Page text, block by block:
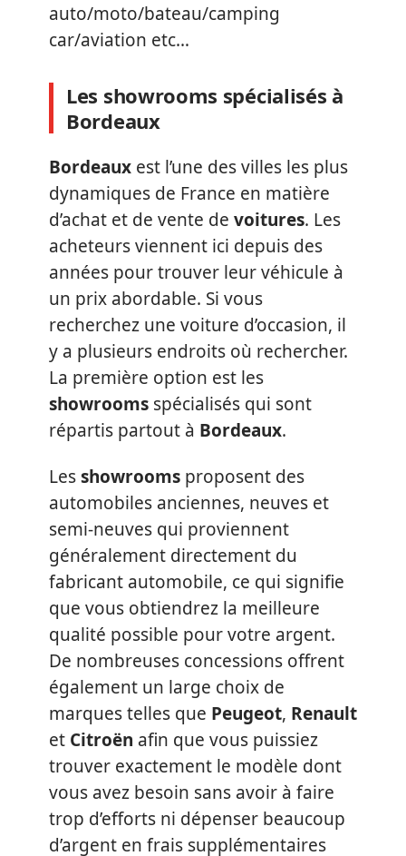
auto/moto/bateau/camping
car/aviation etc…
Les showrooms spécialisés à
Bordeaux
Bordeaux est l’une des villes les plus
dynamiques de France en matière
d’achat et de vente de voitures. Les
acheteurs viennent ici depuis des
années pour trouver leur véhicule à
un prix abordable. Si vous
recherchez une voiture d’occasion, il
y a plusieurs endroits où rechercher.
La première option est les
showrooms spécialisés qui sont
répartis partout à Bordeaux.
Lesshowrooms proposent des
automobiles anciennes, neuves et
semi-neuves qui proviennent
généralement directement du
fabricant automobile, ce qui signifie
que vous obtiendrez la meilleure
qualité possible pour votre argent.
De nombreuses concessions offrent
également un large choix de
marques telles que Peugeot, Renault
et Citroën afin que vous puissiez
trouver exactement le modèle dont
vous avez besoin sans avoir à faire
trop d’efforts ni dépenser beaucoup
d’argent en frais supplémentaires